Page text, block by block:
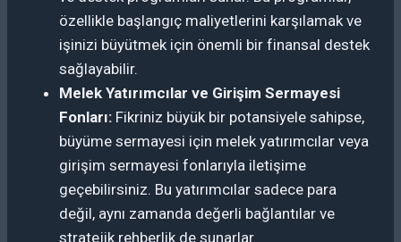
özellikle başlangıç maliyetlerini karşılamak ve
işinizi büyütmek için önemli bir finansal destek
sağlayabilir.
Melek Yatırımcılar ve Girişim Sermayesi
Fonları: Fikriniz büyük bir potansiyele sahipse,
büyüme sermayesi için melek yatırımcılar veya
girişim sermayesi fonlarıyla iletişime
geçebilirsiniz. Bu yatırımcılar sadece para
değil, aynı zamanda değerli bağlantılar ve
stratejik rehberlik de sunarlar.